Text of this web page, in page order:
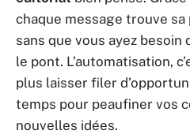
chaque message trouve
sans que vous ayez besoin
le pont. L’automatisation,
plus laisser filer
temps pour peaufiner vos
nouvelles idées.